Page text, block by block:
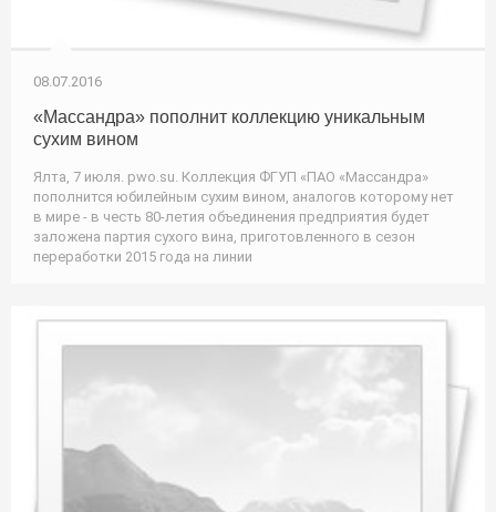
08.07.2016
«Массандра» пополнит коллекцию уникальным
сухим вином
Ялта, 7 июля. pwo.su. Коллекция ФГУП «ПАО «Массандра»
пополнится юбилейным сухим вином, аналогов которому нет
в мире - в честь 80-летия объединения предприятия будет
заложена партия сухого вина, приготовленного в сезон
переработки 2015 года на линии